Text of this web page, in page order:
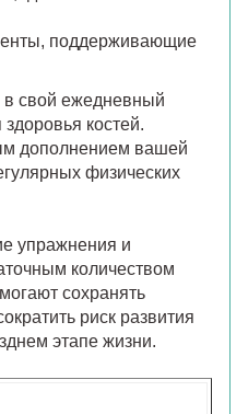
поддерживающие
свой ежедневный
костей.
дополнением вашей
физических
упражнения и
количеством
сохранять
риск развития
этапе жизни.